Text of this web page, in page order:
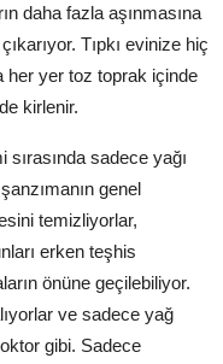
daha fazla aşınmasına
Tıpkı evinize hiç
yer toz toprak içinde
kirlenir.
sadece yağı
genel
temizliyorlar,
erken teşhis
önüne geçilebiliyor.
ve sadece yağ
gibi. Sadece